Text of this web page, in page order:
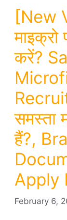
[New
करें?
समस्ता
हैं?,
Apply
February 6,